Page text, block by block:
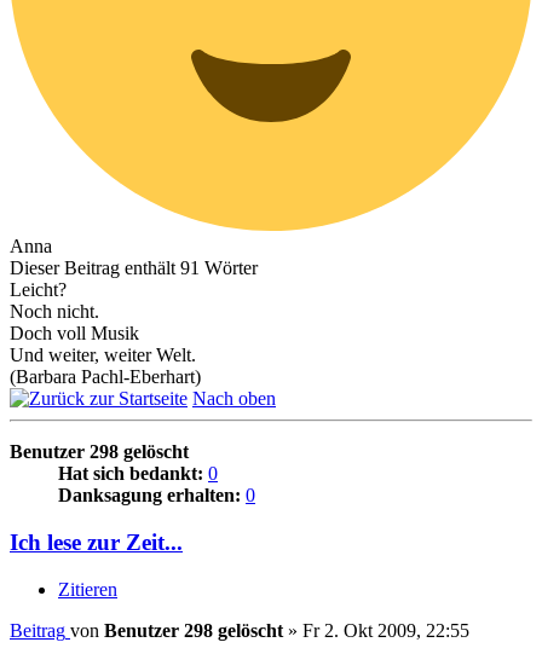
Anna
Dieser Beitrag enthält 91 Wörter
Leicht?
Noch nicht.
Doch voll Musik
Und weiter, weiter Welt.
(Barbara Pachl-Eberhart)
Nach oben
Benutzer 298 gelöscht
Hat sich bedankt: 0
Danksagung erhalten: 0
Ich lese zur Zeit...
Zitieren
Beitrag von Benutzer 298 gelöscht » Fr 2. Okt 2009, 22:55